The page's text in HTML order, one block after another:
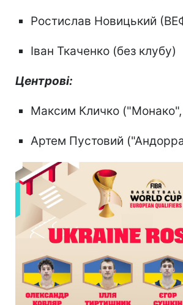
Ростислав Новицький
Іван Ткаченко (без клубу)
Центрові:
Максим Кличко ("Монако",
Артем Пустовий